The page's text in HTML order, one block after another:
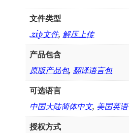
文件类型
.zip文件, 解压上传
产品包含
原版产品包, 翻译语言包
可选语言
中国大陆简体中文, 美国英语
授权方式